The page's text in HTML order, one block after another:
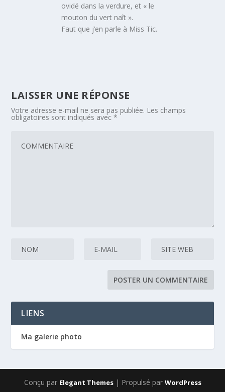
ovidé dans la verdure, et « le
mouton du vert naît ».
Faut que j’en parle à Miss Tic.
LAISSER UNE RÉPONSE
Votre adresse e-mail ne sera pas publiée. Les champs
obligatoires sont indiqués avec*
LIENS
Ma galerie photo
Conçu par Elegant Themes| Propulsé par WordPress